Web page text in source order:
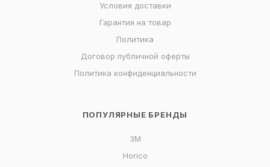
Условия доставки
Гарантия на товар
Политика
Договор публичной оферты
Политика конфиденциальности
ПОПУЛЯРНЫЕ БРЕНДЫ
3M
Horico